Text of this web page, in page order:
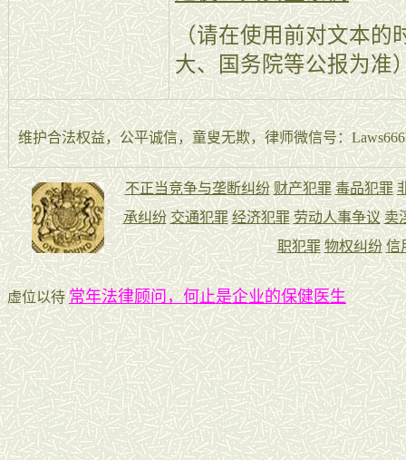
（请在使用前对文本的
大、国务院等公报为准
维护合法权益，公平诚信，童叟无欺，律师微信号：
虚位以待常年法律顾问，何止是企业的保健医生